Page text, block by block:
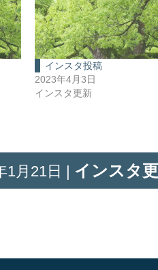
インスタ投稿
2023年4月3日
インスタ更新
1月21日 | インスタ